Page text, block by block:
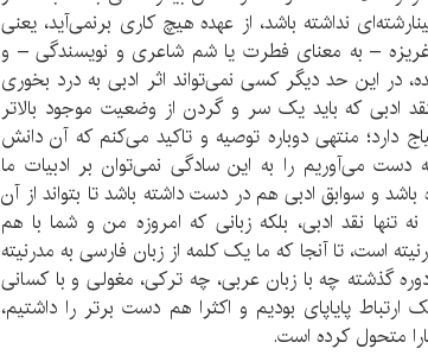
نداشته باشد، از عهده هیچ کاری برنمی‌آید، یعنی
– به معنای فطرت یا شم شاعری و نویسندگی – و
در این حد دیگر کسی نمی‌تواند اثر ادبی به درد بخوری
ادبی که باید یک سر و گردن از وضعیت موجود بالاتر
دارد؛ منتهی دوباره توصیه و تاکید می‌کنم که آن دانش
دست می‌آوریم را به این سادگی نمی‌توان بر ادبیات ما
باشد و سوابق ادبی هم در دست داشته باشد تا بتواند از آن
تنها نقد ادبی، بلکه زبانی که امروزه من و شما با هم
است، تا آنجا که ما یک کلمه از زبان فارسی به مدرنیته
گذشته چه با زبان عربی، چه ترکی، مغولی و با کسانی
ارتباط پایاپای بودیم و اکثرا هم دست برتر را داشتیم،
متحول کرده است.